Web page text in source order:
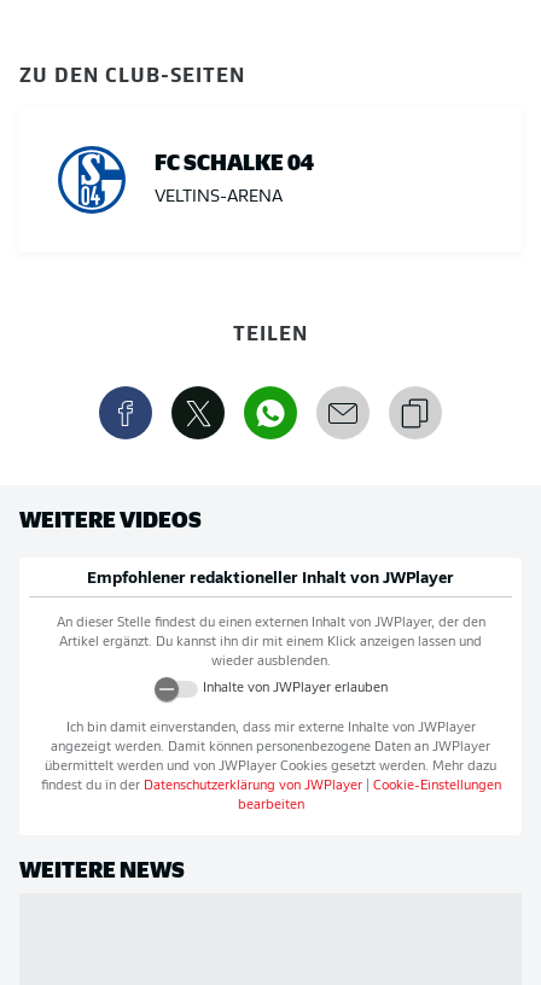
ZU DEN CLUB-SEITEN
FC SCHALKE 04
VELTINS-ARENA
TEILEN
WEITERE VIDEOS
Empfohlener redaktioneller Inhalt von JWPlayer
An dieser Stelle findest du einen externen Inhalt von JWPlayer, der den
Artikel ergänzt. Du kannst ihn dir mit einem Klick anzeigen lassen und
wieder ausblenden.
Inhalte von JWPlayererlauben
Ich bin damit einverstanden, dass mir externe Inhalte von JWPlayer
angezeigt werden. Damit können personenbezogene Daten an JWPlayer
übermittelt werden und von JWPlayer Cookies gesetzt werden. Mehr dazu
findest du in der Datenschutzerklärung von JWPlayer| Cookie-Einstellungen
bearbeiten
WEITERE NEWS